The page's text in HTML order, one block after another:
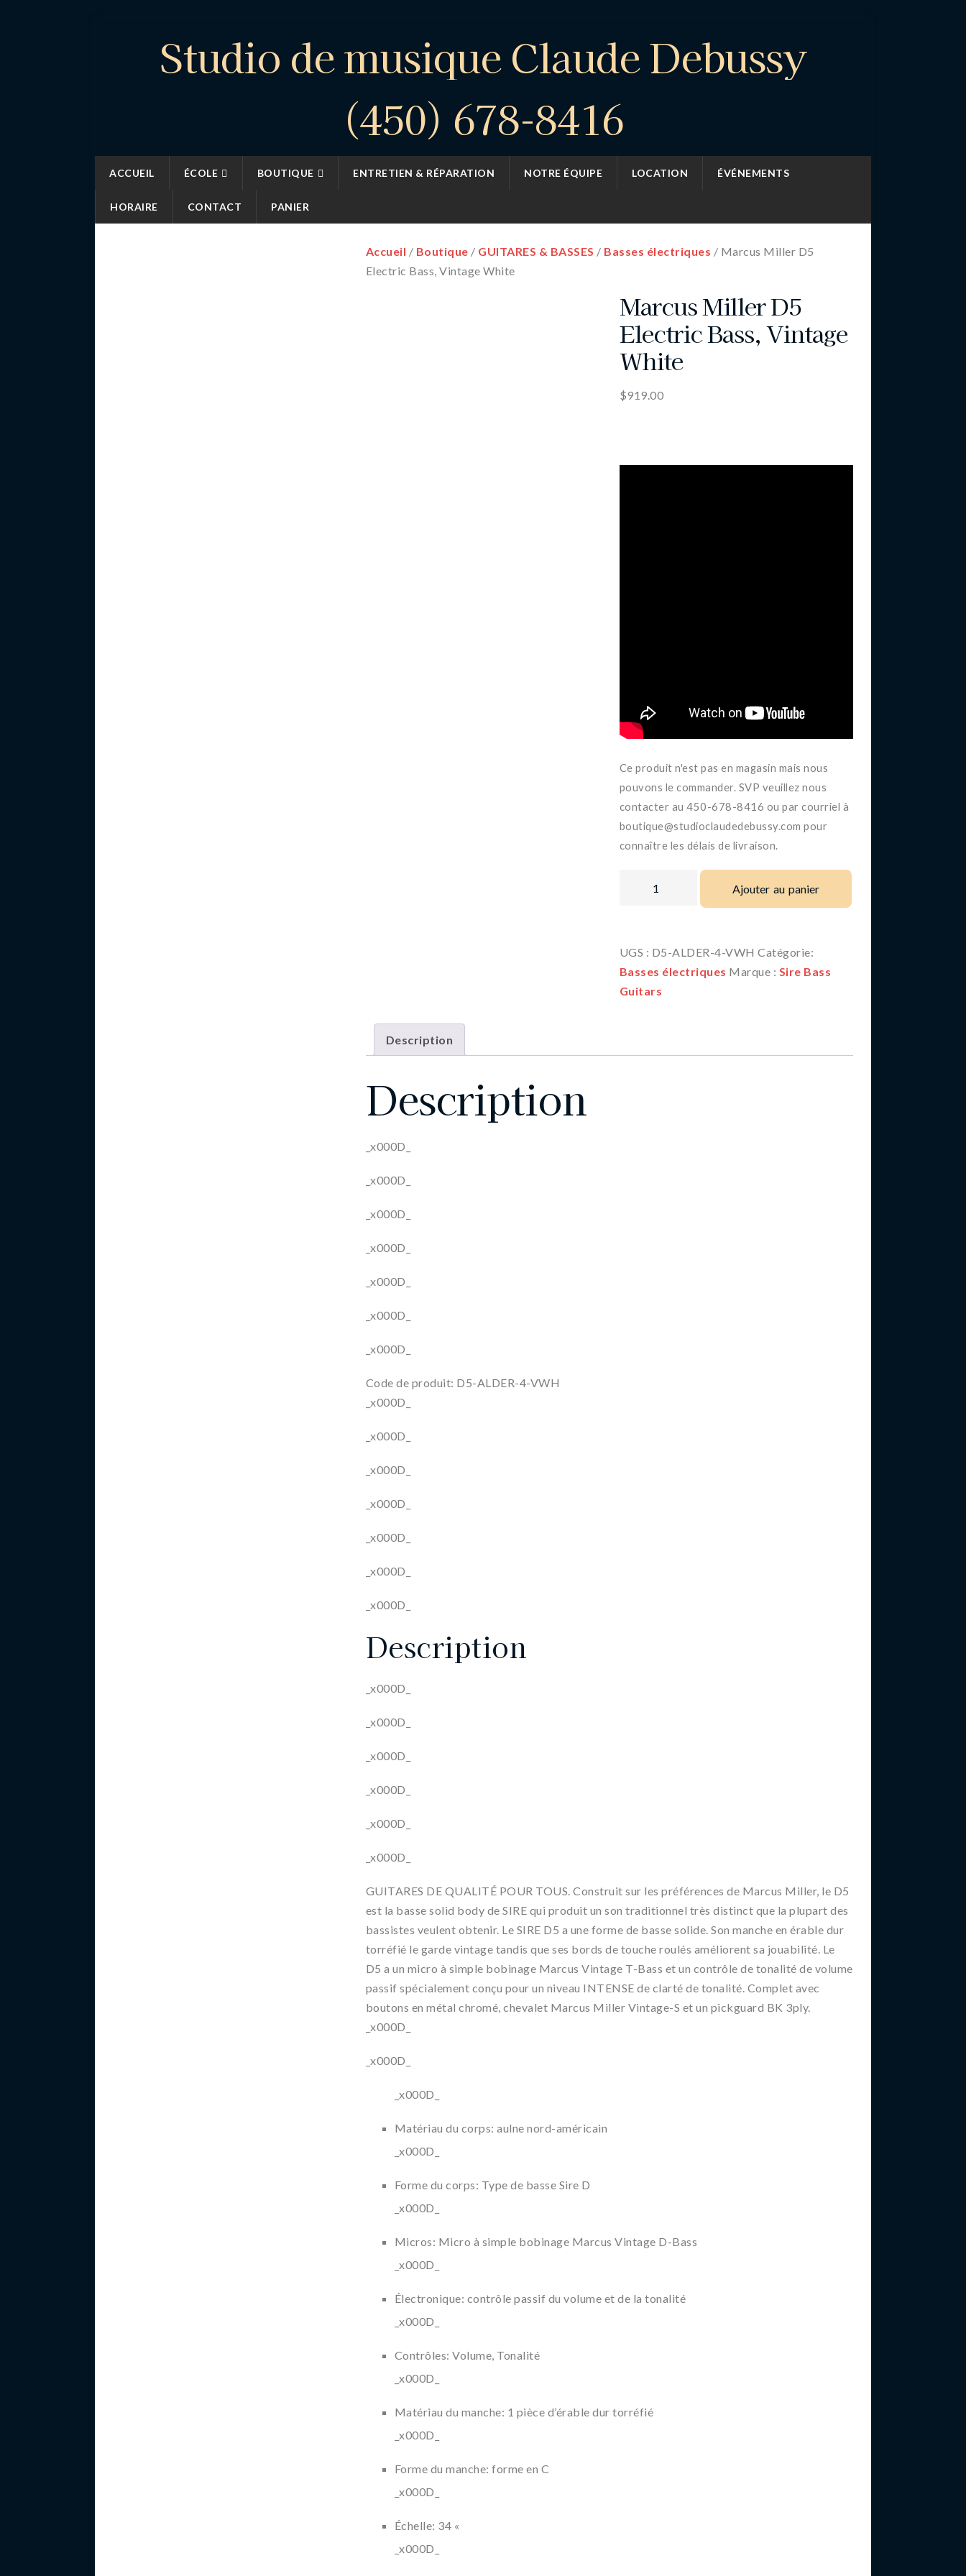
Studio de musique Claude Debussy
(450) 678-8416
ACCUEIL ÉCOLE BOUTIQUE ENTRETIEN & RÉPARATION NOTRE ÉQUIPE LOCATION ÉVÉNEMENTS
HORAIRE CONTACT PANIER
Accueil / Boutique / GUITARES & BASSES / Basses électriques / Marcus Miller D5
Electric Bass, Vintage White
Marcus Miller D5
Electric Bass, Vintage
White
$919.00
Ce produit n'est pas en magasin mais nous
pouvons le commander. SVP veuillez nous
contacter au 450-678-8416 ou par courriel à
boutique@studioclaudedebussy.com pour
connaître les délais de livraison.
Ajouter au panier
UGS : D5-ALDER-4-VWH Catégorie:
Basses électriques Marque : Sire Bass
Guitars
Description
Description
_x000D_
_x000D_
_x000D_
_x000D_
_x000D_
_x000D_
_x000D_
Code de produit: D5-ALDER-4-VWH
_x000D_
_x000D_
_x000D_
_x000D_
_x000D_
_x000D_
_x000D_
Description
_x000D_
_x000D_
_x000D_
_x000D_
_x000D_
_x000D_
GUITARES DE QUALITÉ POUR TOUS. Construit sur les préférences de Marcus Miller, le D5
est la basse solid body de SIRE qui produit un son traditionnel très distinct que la plupart des
bassistes veulent obtenir. Le SIRE D5 a une forme de basse solide. Son manche en érable dur
torréfié le garde vintage tandis que ses bords de touche roulés améliorent sa jouabilité. Le
D5 a un micro à simple bobinage Marcus Vintage T-Bass et un contrôle de tonalité de volume
passif spécialement conçu pour un niveau INTENSE de clarté de tonalité. Complet avec
boutons en métal chromé, chevalet Marcus Miller Vintage-S et un pickguard BK 3ply.
_x000D_
_x000D_
_x000D_
Matériau du corps: aulne nord-américain
_x000D_
Forme du corps: Type de basse Sire D
_x000D_
Micros: Micro à simple bobinage Marcus Vintage D-Bass
_x000D_
Électronique: contrôle passif du volume et de la tonalité
_x000D_
Contrôles: Volume, Tonalité
_x000D_
Matériau du manche: 1 pièce d’érable dur torréfié
_x000D_
Forme du manche: forme en C
_x000D_
Échelle: 34 «
_x000D_